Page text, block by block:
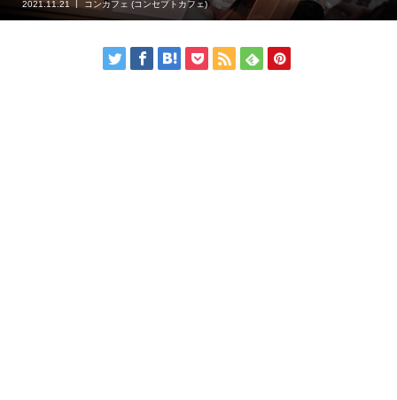
2021.11.21 コンカフェ (コンセプトカフェ)